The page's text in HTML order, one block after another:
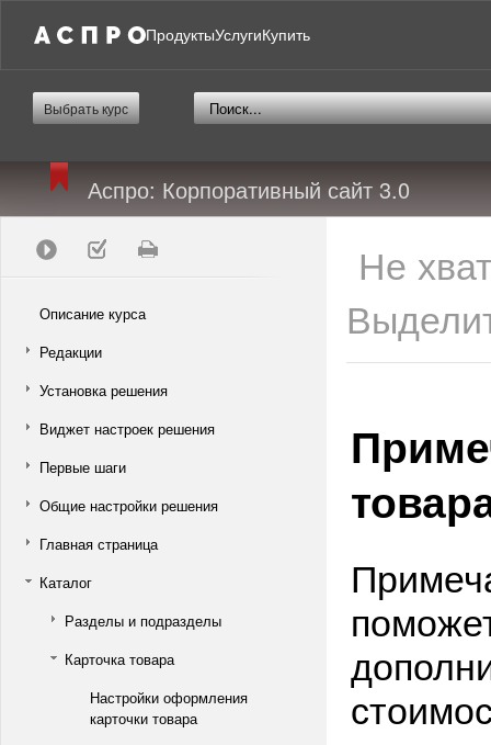
ПродуктыУслугиКупить
Выбрать курс
Аспро: Корпоративный сайт 3.0
Описание курса
Редакции
Установка решения
Виджет настроек решения
Первые шаги
Общие настройки решения
Главная страница
Каталог
Разделы и подразделы
Карточка товара
Настройки оформления
карточки товара
Не